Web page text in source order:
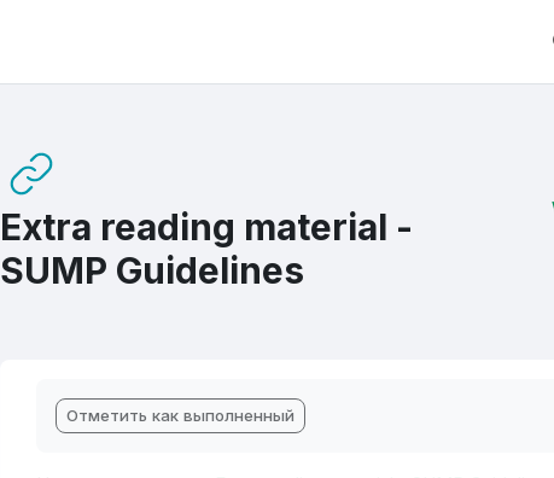
Extra reading material -
SUMP Guidelines
Отметить как выполненный